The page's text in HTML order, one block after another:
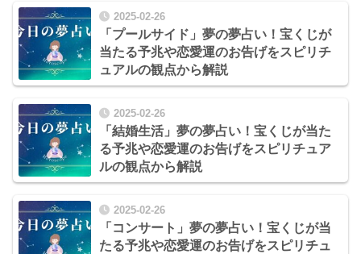
2025-02-26
「プールサイド」夢の夢占い！宝くじが
当たる予兆や恋愛運のお告げをスピリチ
ュアルの観点から解説
2025-02-26
「結婚生活」夢の夢占い！宝くじが当た
る予兆や恋愛運のお告げをスピリチュア
ルの観点から解説
2025-02-26
「コンサート」夢の夢占い！宝くじが当
たる予兆や恋愛運のお告げをスピリチュ